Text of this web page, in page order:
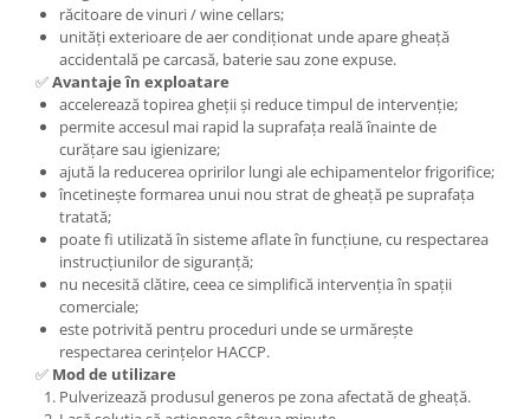
răcitoare de vinuri / wine cellars;
unități exterioare de aer condiționat unde apare gheață
accidentală pe carcasă, baterie sau zone expuse.
✅Avantaje în exploatare
accelerează topirea gheții și reduce timpul de intervenție;
permite accesul mai rapid la suprafața reală înainte de
curățare sau igienizare;
ajută la reducerea opririlor lungi ale echipamentelor frigorifice;
încetinește formarea unui nou strat de gheață pe suprafața
tratată;
poate fi utilizată în sisteme aflate în funcțiune, cu respectarea
instrucțiunilor de siguranță;
nu necesită clătire, ceea ce simplifică intervenția în spații
comerciale;
este potrivită pentru proceduri unde se urmărește
respectarea cerințelor HACCP.
✅ Mod de utilizare
Pulverizează produsul generos pe zona afectată de gheață.